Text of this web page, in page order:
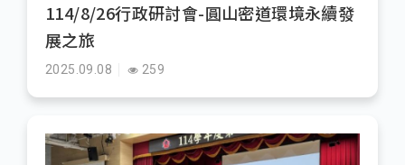
114/8/26行政研討會-圓山密道環境永續發
展之旅
2025.09.08 259